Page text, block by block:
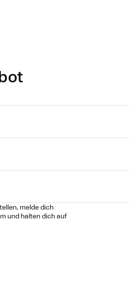
melde dich
und halten dich auf